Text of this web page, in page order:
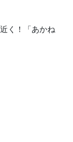
く！「あかね